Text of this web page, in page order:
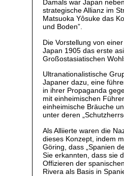
Damals war Japan
strategische Allianz im
Matsuoka Yôsuke das
und Boden”.
Die Vorstellung von
Japan 1905 das erste
Großostasiatischen
Ultranationalistische
Japaner dazu, eine
in ihrer Propaganda
mit einheimischen
einheimische Bräuche
unter deren
Als Alliierte waren die
dieses Konzept, indem
Göring, dass „Spanien
Sie erkannten, dass sie
Offizieren der
Rivera als Basis in